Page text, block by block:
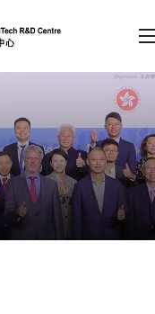
登入
EN 繁 简